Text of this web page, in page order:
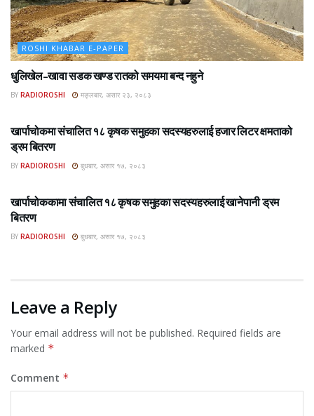
ROSHI KHABAR E-PAPER
धुलिखेल–खावा सडक खण्ड रातको समयमा बन्द नहुने
BY RADIOROSHI मङ्लबार, असार २३, २०८३
खार्पाचोकमा संचालित १८ कृषक समुहका सदस्यहरुलाई हजार लिटर क्षमताको
ड्रम बितरण
BY RADIOROSHI बुधबार, असार १७, २०८३
खार्पाचोककामा संचालित १८ कृषक समुहका सदस्यहरुलाई खानेपानी ड्रम
बितरण
BY RADIOROSHI बुधबार, असार १७, २०८३
Leave a Reply
Your email address will not be published. Required fields are
marked *
Comment *